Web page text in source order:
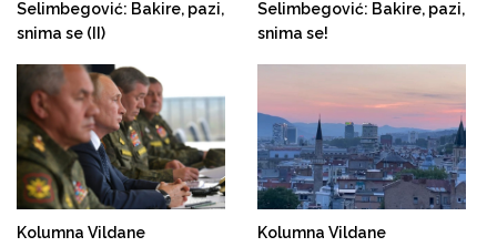
Selimbegović: Bakire, pazi,
snima se (II)
Selimbegović: Bakire, pazi,
snima se!
Kolumna Vildane
Kolumna Vildane